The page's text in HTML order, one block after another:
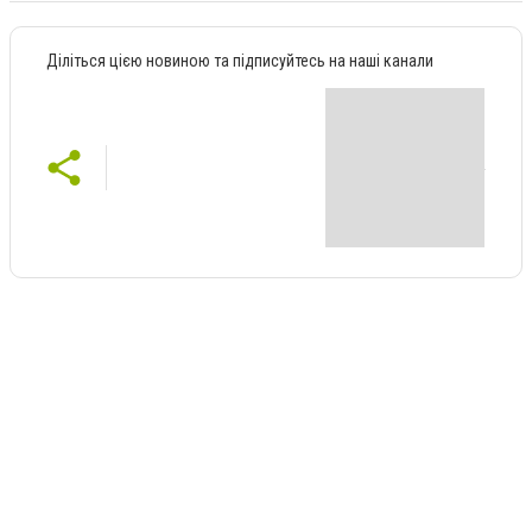
Діліться цією новиною та підписуйтесь на наші канали